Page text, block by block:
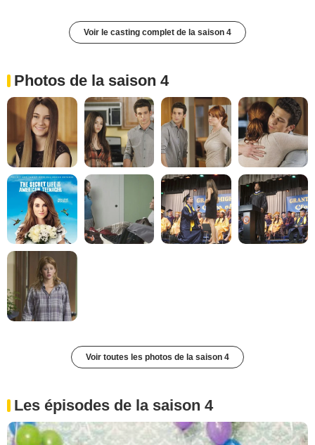
Voir le casting complet de la saison 4
Photos de la saison 4
Voir toutes les photos de la saison 4
Les épisodes de la saison 4